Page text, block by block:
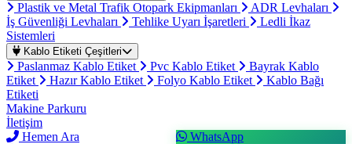
Plastik ve Metal Trafik Otopark Ekipmanları
ADR Levhaları
İş Güvenliği Levhaları
Tehlike Uyarı İşaretleri
Ledli İkaz
Sistemleri
Kablo Etiketi Çeşitleri
Paslanmaz Kablo Etiket Pvc Kablo Etiket
Bayrak Kablo
Etiket
Hazır Kablo Etiket Folyo Kablo Etiket
Kablo Bağı
Etiketi
Makine Parkuru
İletişim
Hemen Ara
WhatsApp